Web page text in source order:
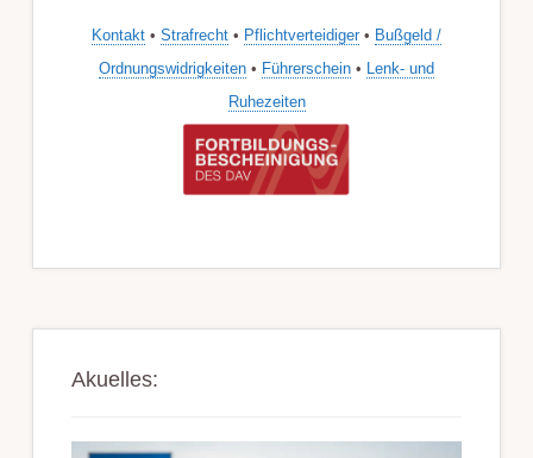
Kontakt • Strafrecht • Pflichtverteidiger • Bußgeld /
Ordnungswidrigkeiten • Führerschein • Lenk- und
Ruhezeiten
Akuelles: